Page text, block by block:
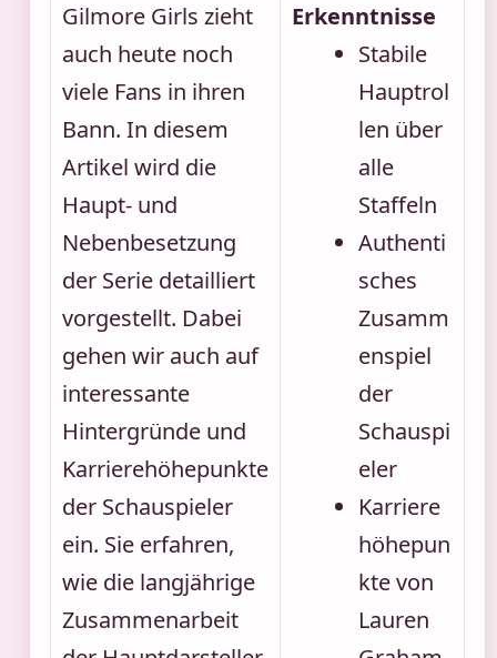
Gilmore Girls zieht
auch heute noch
viele Fans in ihren
Bann. In diesem
Artikel wird die
Haupt- und
Nebenbesetzung
der Serie detailliert
vorgestellt. Dabei
gehen wir auch auf
interessante
Hintergründe und
Karrierehöhepunkte
der Schauspieler
ein. Sie erfahren,
wie die langjährige
Zusammenarbeit
Erkenntnisse
Stabile
Hauptrol
len über
alle
Staffeln
Authenti
sches
Zusamm
enspiel
der
Schauspi
eler
Karriere
höhepun
kte von
Lauren